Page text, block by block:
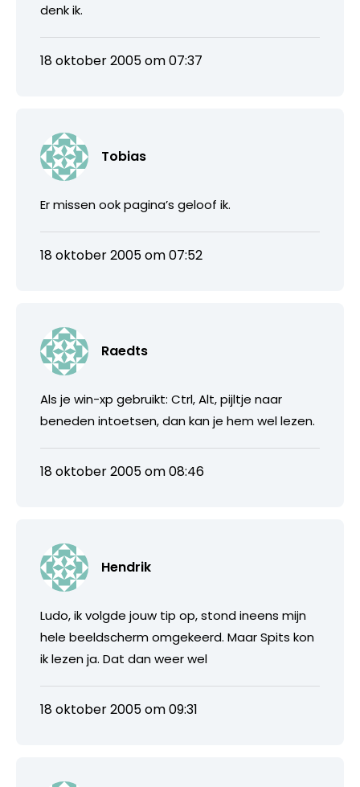
denk ik.
18 oktober 2005 om 07:37
Tobias
Er missen ook pagina’s geloof ik.
18 oktober 2005 om 07:52
Raedts
Als je win-xp gebruikt: Ctrl, Alt, pijltje naar
beneden intoetsen, dan kan je hem wel lezen.
18 oktober 2005 om 08:46
Hendrik
Ludo, ik volgde jouw tip op, stond ineens mijn
hele beeldscherm omgekeerd. Maar Spits kon
ik lezen ja. Dat dan weer wel
18 oktober 2005 om 09:31